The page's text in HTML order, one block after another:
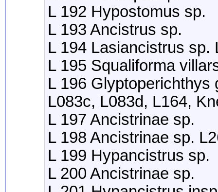
L 192 Hypostomus sp.
L 193 Ancistrus sp.
L 194 Lasiancistrus sp.
L 195 Squaliforma
L 196 Glyptoperichthys
L083c, L083d, L164,
L 197 Ancistrinae sp.
L 198 Ancistrinae sp.
L 199 Hypancistrus sp.
L 200 Ancistrinae sp.